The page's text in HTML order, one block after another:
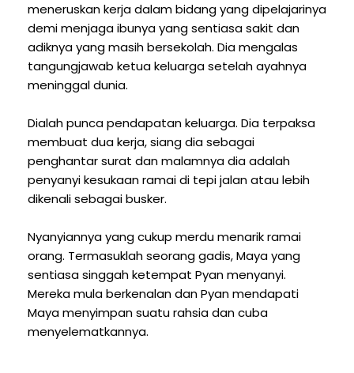
meneruskan kerja dalam bidang yang dipelajarinya
demi menjaga ibunya yang sentiasa sakit dan
adiknya yang masih bersekolah. Dia mengalas
tangungjawab ketua keluarga setelah ayahnya
meninggal dunia.
Dialah punca pendapatan keluarga. Dia terpaksa
membuat dua kerja, siang dia sebagai
penghantar surat dan malamnya dia adalah
penyanyi kesukaan ramai di tepi jalan atau lebih
dikenali sebagai busker.
Nyanyiannya yang cukup merdu menarik ramai
orang. Termasuklah seorang gadis, Maya yang
sentiasa singgah ketempat Pyan menyanyi.
Mereka mula berkenalan dan Pyan mendapati
Maya menyimpan suatu rahsia dan cuba
menyelematkannya.